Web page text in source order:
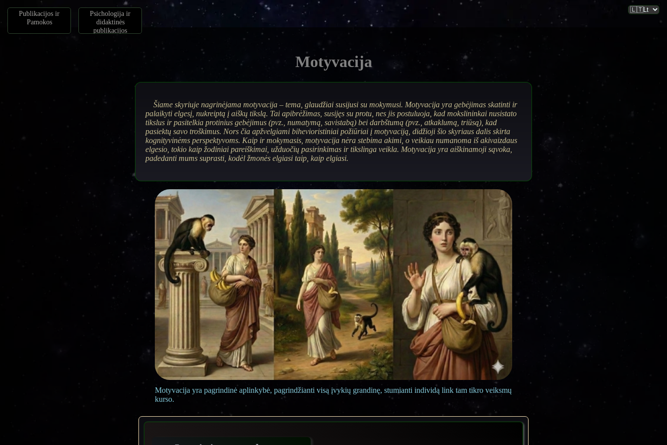
Publikacijos ir
Pamokos
Psichologija ir
didaktinės
publikacijos
Motyvacija
Šiame skyriuje nagrinėjama motyvacija – tema, glaudžiai susijusi su mokymusi. Motyvacija yra gebėjimas skatinti ir
palaikyti elgesį, nukreiptą į aiškų tikslą. Tai apibrėžimas, susijęs su protu, nes jis postuluoja, kad mokslininkai nusistato
tikslus ir pasitelkia protinius gebėjimus (pvz., numatymą, savistabą) bei darbštumą (pvz., atkaklumą, triūsą), kad
pasiektų savo troškimus. Nors čia apžvelgiami bihevioristiniai požiūriai į motyvaciją, didžioji šio skyriaus dalis skirta
kognityvinėms perspektyvoms. Kaip ir mokymasis, motyvacija nėra stebima akimi, o veikiau numanoma iš akivaizdaus
elgesio, tokio kaip žodiniai pareiškimai, užduočių pasirinkimas ir tikslinga veikla. Motyvacija yra aiškinamoji sąvoka,
padedanti mums suprasti, kodėl žmonės elgiasi taip, kaip elgiasi.
Motyvacija yra pagrindinė aplinkybė, pagrindžianti visą įvykių grandinę, stumianti individą link tam tikro veiksmų
kurso.